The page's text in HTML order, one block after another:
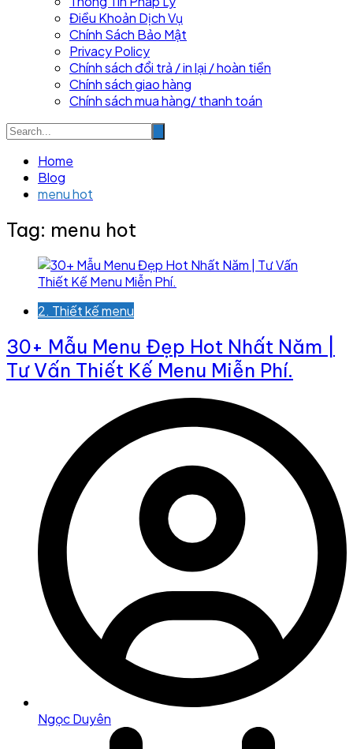
Điều Khoản Dịch Vụ
Chính Sách Bảo Mật
Privacy Policy
Chính sách đổi trả / in lại / hoàn tiền
Chính sách giao hàng
Chính sách mua hàng/ thanh toán
Home
Blog
menu hot
Tag: menu hot
2. Thiết kế menu
30+ Mẫu Menu Đẹp Hot Nhất Năm |
Tư Vấn Thiết Kế Menu Miễn Phí.
Ngọc Duyên